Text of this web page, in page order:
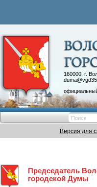
160000, г.
Контакты
Версия для
Председатель
городской Думы